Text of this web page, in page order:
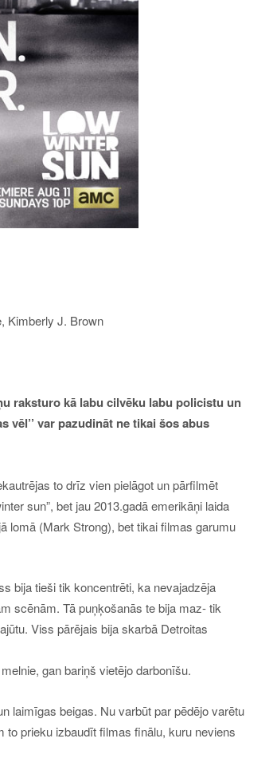
Kimberly J. Brown
raksturo kā labu cilvēku labu policistu un
vēl’’ var pazudināt ne tikai šos abus
to drīz vien pielāgot un pārfilmēt
sun”, bet jau 2013.gadā emerikāņi laida
lomā (Mark Strong), bet tikai filmas garumu
bija tieši tik koncentrēti, ka nevajadzēja
scēnām. Tā puņķošanās te bija maz- tik
Viss pārējais bija skarbā Detroitas
gan bariņš vietējo darbonīšu.
laimīgas beigas. Nu varbūt par pēdējo varētu
prieku izbaudīt filmas finālu, kuru neviens